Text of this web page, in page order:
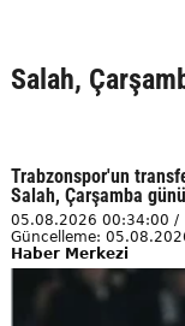
Salah,
Trabzonspor'un
Salah, Çarşamba
05.08.2026 00:34:00 /
Güncelleme:
Haber Merkezi